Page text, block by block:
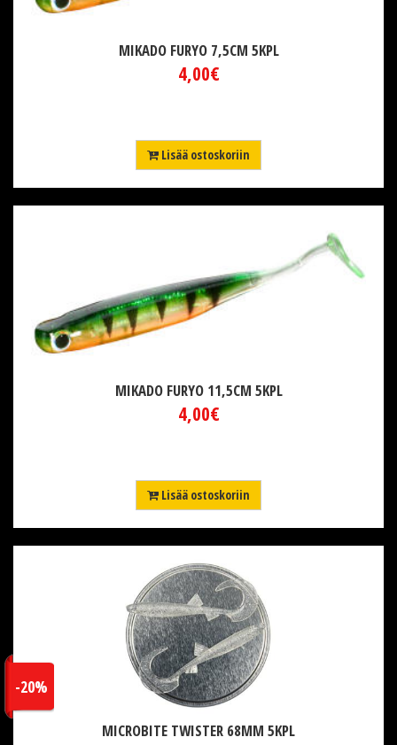
MIKADO FURYO 7,5CM 5KPL
4,00€
Lisää ostoskoriin
MIKADO FURYO 11,5CM 5KPL
4,00€
Lisää ostoskoriin
MICROBITE TWISTER 68MM 5KPL
-20%